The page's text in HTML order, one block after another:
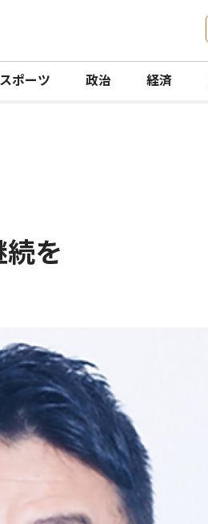
スポーツ 政治 経済
を